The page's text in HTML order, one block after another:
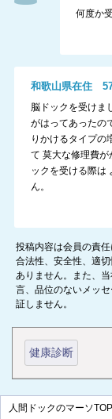
何度か
和歌山県在住
脳ドックを受けま
がはってあったの
りかけるタイプ
て 莫大な修理費
ックを受ける際は
ん。
投稿内容は会員の責
合法性、安全性、適
ありません。また、
言、品位のないメッ
証しません。
健康診断
人間ドックのマーソTOP